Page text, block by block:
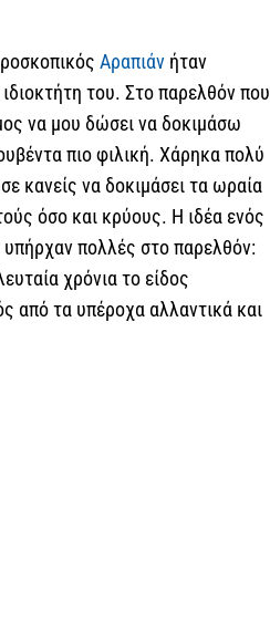
Αραπιάν ήταν
του. Στο παρελθόν που
να μου δώσει να δοκιμάσω
πιο φιλική. Χάρηκα πολύ
κανείς να δοκιμάσει τα ωραία
όσο και κρύους. Η ιδέα ενός
υπήρχαν πολλές στο παρελθόν:
χρόνια το είδος
από τα υπέροχα αλλαντικά και